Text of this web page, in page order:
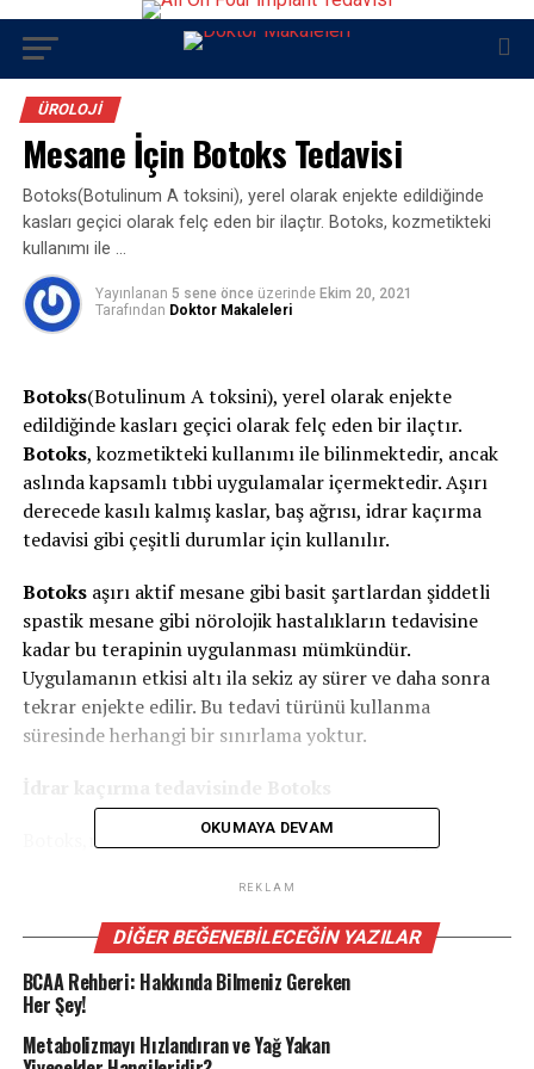
ÜROLOJI
Mesane İçin Botoks Tedavisi
Botoks(Botulinum A toksini), yerel olarak enjekte edildiğinde
kasları geçici olarak felç eden bir ilaçtır. Botoks, kozmetikteki
kullanımı ile …
Yayınlanan 5 sene önce üzerinde Ekim 20, 2021
Tarafından Doktor Makaleleri
Botoks(Botulinum A toksini), yerel olarak enjekte
edildiğinde kasları geçici olarak felç eden bir ilaçtır.
Botoks, kozmetikteki kullanımı ile bilinmektedir, ancak
aslında kapsamlı tıbbi uygulamalar içermektedir. Aşırı
derecede kasılı kalmış kaslar, baş ağrısı, idrar kaçırma
tedavisi gibi çeşitli durumlar için kullanılır.
Botoks aşırı aktif mesane gibi basit şartlardan şiddetli
spastik mesane gibi nörolojik hastalıkların tedavisine
kadar bu terapinin uygulanması mümkündür.
Uygulamanın etkisi altı ila sekiz ay sürer ve daha sonra
tekrar enjekte edilir. Bu tedavi türünü kullanma
süresinde herhangi bir sınırlama yoktur.
Botoks,mesane kasının kasılmalarını azaltmaya
rutin aşırı aktif mesaneden kaynaklanır ve sık rastlanır.
Ayrıca nörolojik hastalık veya yaralanma nedeniyle
nörojenik mesaneli hastalarda daha ciddi olabilir. Mesane
spastisitesi çok farklı isimlere sahiptir; aşırı aktif
mesane, detrusor aşırı aktivitesi, detrüsör hiperrefleksi
ve nörojenik mesane olarak da adlandırılır.
OKUMAYA DEVAM
REKLAM
DIĞER BEĞENEBILECEĞIN YAZILAR
BCAA Rehberi: Hakkında Bilmeniz Gereken
Her Şey!
Metabolizmayı Hızlandıran ve Yağ Yakan